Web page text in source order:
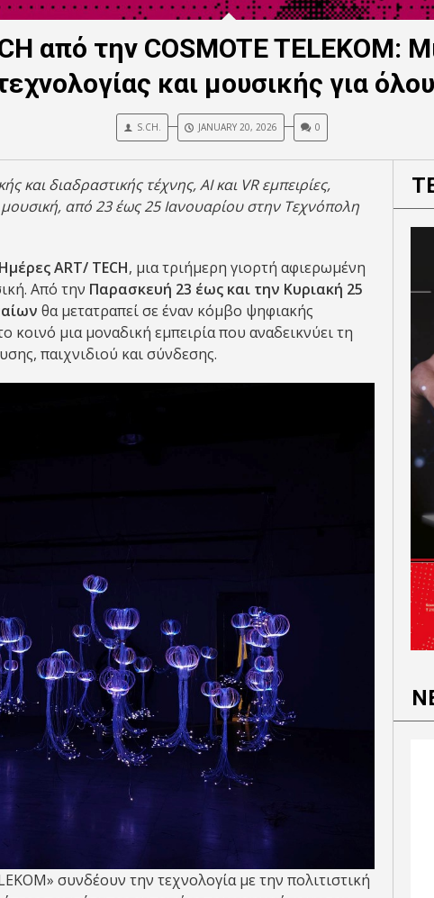
από την COSMOTE TELEKOM:
και μουσικής για
S.CH. JANUARY 20, 2026 0
και διαδραστικής τέχνης, AI και VR εμπειρίες,
από 23 έως 25 Ιανουαρίου στην Τεχνόπολη
ΗμέρεςART/ TECH, μια τριήμερη γιορτή αφιερωμένη
Από την Παρασκευή 23 έως και την Κυριακή 25
θα μετατραπεί σε έναν κόμβο ψηφιακής
κοινό μια μοναδική εμπειρία που αναδεικνύει τη
παιχνιδιού και σύνδεσης.
συνδέουν την τεχνολογία με την πολιτιστική